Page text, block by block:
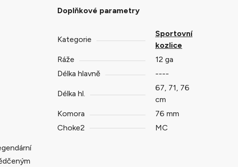
Doplňkové parametry
Kategorie
Sportovní
kozlice
Ráže
12 ga
Délka hlavně
----
Délka hl.
67, 71, 76
cm
Komora
76 mm
Choke2
MC